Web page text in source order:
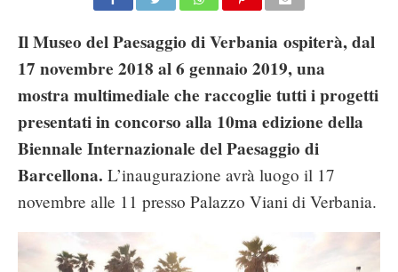
Il Museo del Paesaggio di Verbania ospiterà, dal
17 novembre 2018 al 6 gennaio 2019, una
mostra multimediale che raccoglie tutti i progetti
presentati in concorso alla 10ma edizione della
Biennale Internazionale del Paesaggio di
Barcellona. L’inaugurazione avrà luogo il 17
novembre alle 11 presso Palazzo Viani di Verbania.